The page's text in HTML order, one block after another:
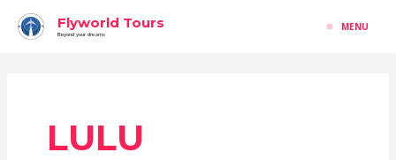
Skip
Flyworld Tours
Beyond your dreams
MAIN
MENU
LULU